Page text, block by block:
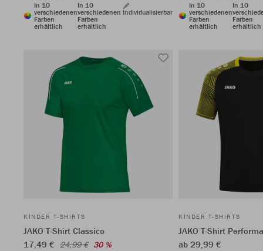
In 10
verschiedenen
Farben
erhältlich
In 10
verschiedenen
Farben
erhältlich
Individualisierbar
In 10
verschiedenen
Farben
erhältlich
In 10
Farben
erhältlich
KINDER T-SHIRTS
JAKO T-Shirt Classico
17,49 € 24,99 € 30 %
KINDER T-SHIRTS
JAKO T-Shirt
ab 29,99 €